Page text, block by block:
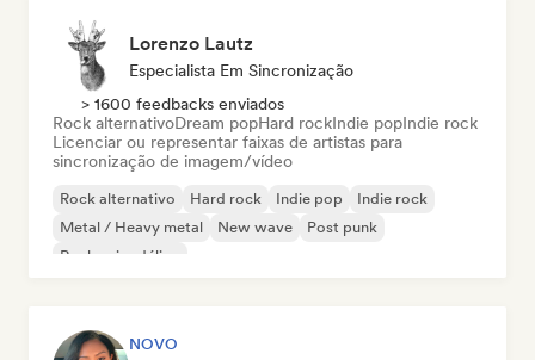
Lorenzo Lautz
Especialista Em Sincronização
> 1600 feedbacks enviados
Rock alternativoDream popHard rockIndie popIndie rock
Licenciar ou representar faixas de artistas para
sincronização de imagem/vídeo
Rock alternativo Hard rock Indie pop
Indie rock
Metal / Heavy metal
New wave
Post punk
Rock psicodélico
NOVO